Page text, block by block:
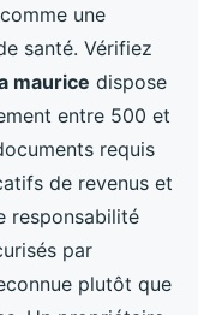
une
santé. Vérifiez
maurice dispose
entre 500 et
requis
de revenus et
responsabilité
par
plutôt que